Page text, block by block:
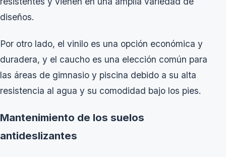
diseños.
Por otro lado, el vinilo es una opción económica y
duradera, y el caucho es una elección común para
las áreas de gimnasio y piscina debido a su alta
resistencia al agua y su comodidad bajo los pies.
Mantenimiento de los suelos
antideslizantes